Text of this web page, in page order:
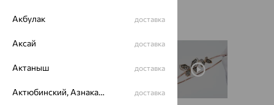
Акбулак доставка
Аксай доставка
Актаныш доставка
Актюбинский, Азнакаевский район доставка